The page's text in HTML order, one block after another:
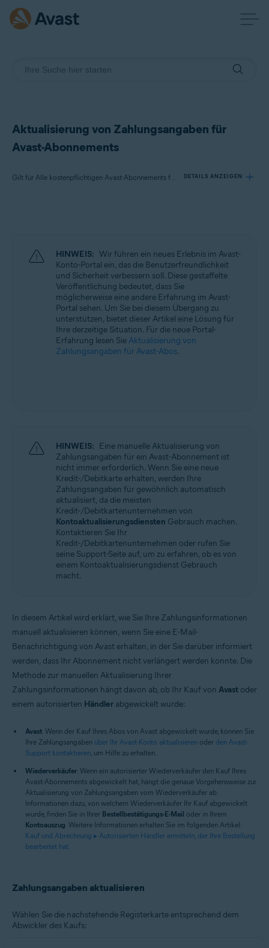
Aktualisierung von Zahlungsangaben für
Avast-Abonnements
Gilt für Alle kostenpflichtigen Avast-Abonnements für Privatanwender DETAILS ANZEIGEN
Betriebssysteme:
Alle unterstützten Betriebssysteme
HINWEIS: Wir führen ein neues Erlebnis im Avast-
Konto-Portal ein, das die Benutzerfreundlichkeit
und Sicherheit verbessern soll. Diese gestaffelte
Veröffentlichung bedeutet, dass Sie
möglicherweise eine andere Erfahrung im Avast-
Portal sehen. Um Sie bei diesem Übergang zu
unterstützen, bietet dieser Artikel eine Lösung für
Ihre derzeitige Situation. Für die neue Portal-
Erfahrung lesen Sie Aktualisierung von
Zahlungsangaben für Avast-Abos.
HINWEIS: Eine manuelle Aktualisierung von
Zahlungsangaben für ein Avast-Abonnement ist
nicht immer erforderlich. Wenn Sie eine neue
Kredit-/Debitkarte erhalten, werden Ihre
Zahlungsangaben für gewöhnlich automatisch
aktualisiert, da die meisten
Kredit-/Debitkartenunternehmen von
Kontoaktualisierungsdiensten Gebrauch machen.
Kontaktieren Sie Ihr
Kredit-/Debitkartenunternehmen oder rufen Sie
seine Support-Seite auf, um zu erfahren, ob es von
einem Kontoaktualisierungsdienst Gebrauch
macht.
In diesem Artikel wird erklärt, wie Sie Ihre Zahlungsinformationen
manuell aktualisieren können, wenn Sie eine E-Mail-
Benachrichtigung von Avast erhalten, in der Sie darüber informiert
werden, dass Ihr Abonnement nicht verlängert werden konnte. Die
Methode zur manuellen Aktualisierung Ihrer
Zahlungsinformationen hängt davon ab, ob Ihr Kauf von Avast oder
einem autorisierten Händler abgewickelt wurde:
Avast: Wenn der Kauf Ihres Abos von Avast abgewickelt wurde, können Sie
Ihre Zahlungsangaben über Ihr Avast-Konto aktualisieren oder den Avast-
Support kontaktieren, um Hilfe zu erhalten.
Wiederverkäufer: Wenn ein autorisierter Wiederverkäufer den Kauf Ihres
Avast-Abonnements abgewickelt hat, hängt die genaue Vorgehensweise zur
Aktualisierung von Zahlungsangaben vom Wiederverkäufer ab.
Informationen dazu, von welchem Wiederverkäufer Ihr Kauf abgewickelt
wurde, finden Sie in Ihrer Bestellbestätigungs-E-Mail oder in Ihrem
Kontoauszug. Weitere Informationen erhalten Sie im folgenden Artikel:
Kauf und Abrechnung ▸ Autorisierten Händler ermitteln, der Ihre Bestellung
bearbeitet hat.
Zahlungsangaben aktualisieren
Wählen Sie die nachstehende Registerkarte entsprechend dem
Abwickler des Kaufs: